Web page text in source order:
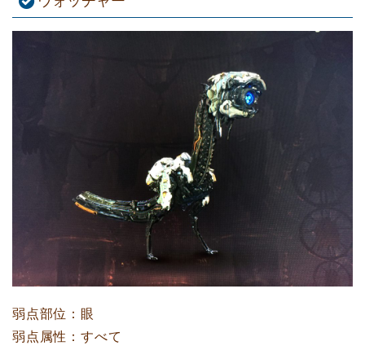
弱点部位：眼
弱点属性：すべて